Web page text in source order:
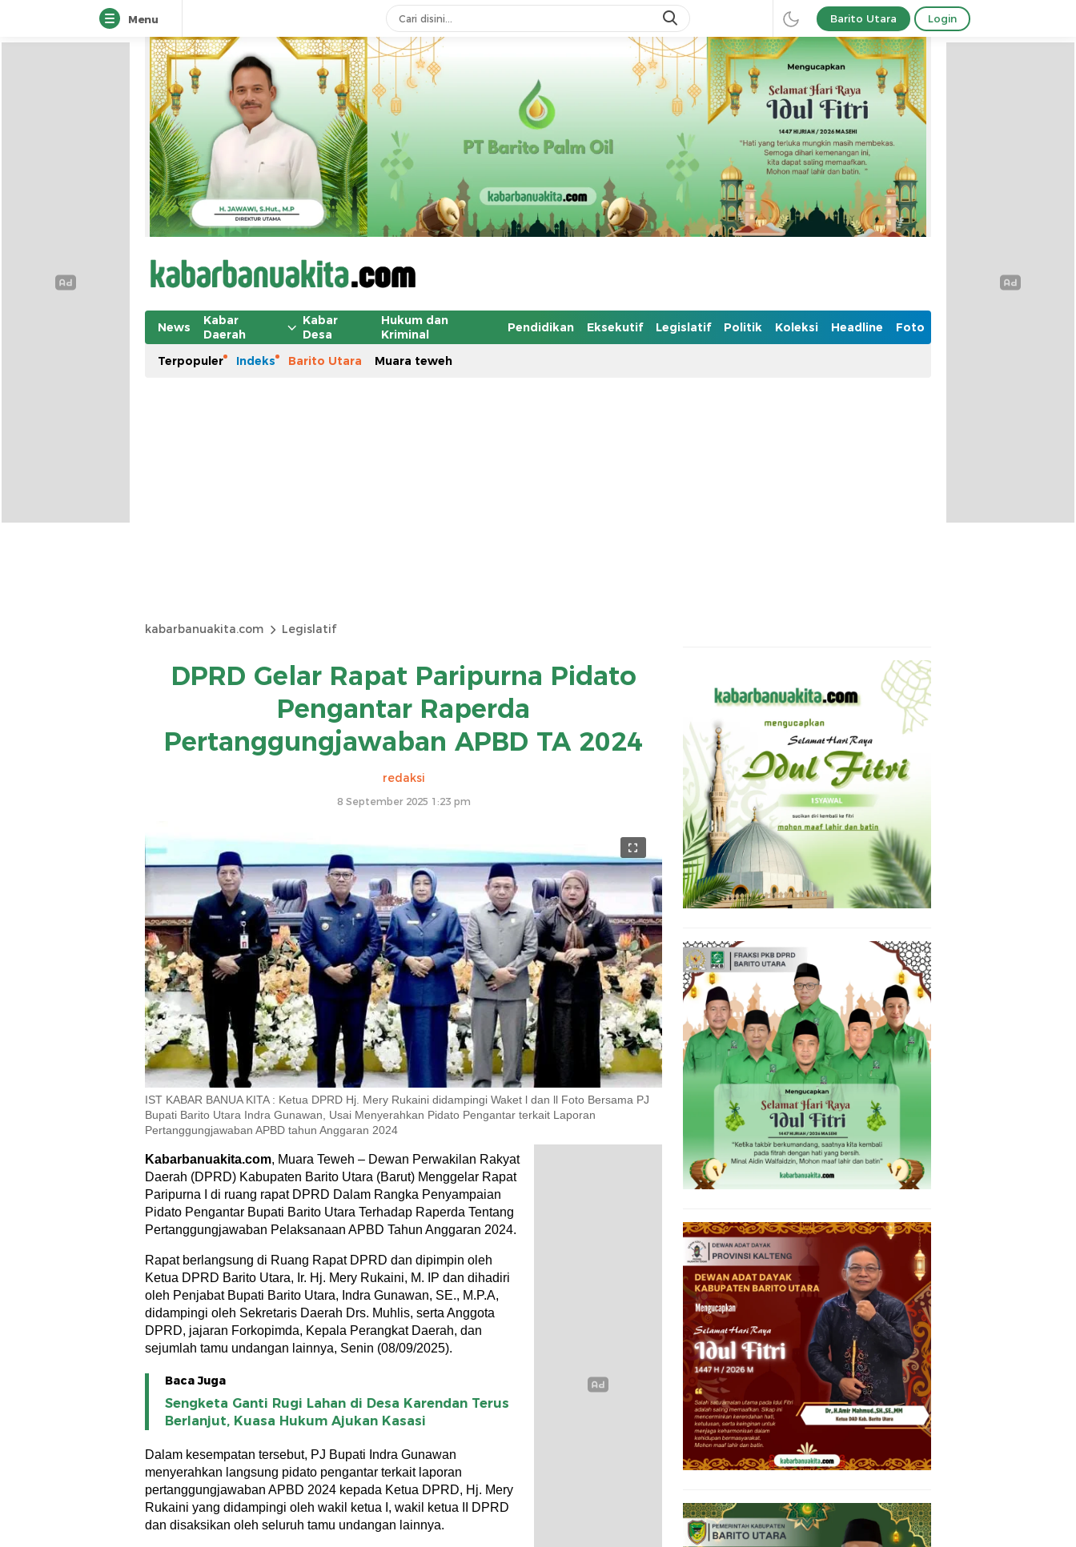
Menu Barito Utara Login
News
Kabar
Daerah
Kabar
Desa
Hukum dan
Kriminal
Pendidikan Eksekutif Legislatif Politik Koleksi Headline Foto
Terpopuler Indeks Barito Utara Muara teweh
kabarbanuakita.com Legislatif
DPRD Gelar Rapat Paripurna Pidato
Pengantar Raperda
Pertanggungjawaban APBD TA 2024
redaksi
8 September 2025 1:23 pm
IST KABAR BANUA KITA : Ketua DPRD Hj. Mery Rukaini didampingi Waket l dan ll Foto Bersama PJ
Bupati Barito Utara Indra Gunawan, Usai Menyerahkan Pidato Pengantar terkait Laporan
Pertanggungjawaban APBD tahun Anggaran 2024
Kabarbanuakita.com, Muara Teweh – Dewan Perwakilan Rakyat
Daerah (DPRD) Kabupaten Barito Utara (Barut) Menggelar Rapat
Paripurna I di ruang rapat DPRD Dalam Rangka Penyampaian
Pidato Pengantar Bupati Barito Utara Terhadap Raperda Tentang
Pertanggungjawaban Pelaksanaan APBD Tahun Anggaran 2024.
Rapat berlangsung di Ruang Rapat DPRD dan dipimpin oleh
Ketua DPRD Barito Utara, Ir. Hj. Mery Rukaini, M. IP dan dihadiri
oleh Penjabat Bupati Barito Utara, Indra Gunawan, SE., M.P.A,
didampingi oleh Sekretaris Daerah Drs. Muhlis, serta Anggota
DPRD, jajaran Forkopimda, Kepala Perangkat Daerah, dan
sejumlah tamu undangan lainnya, Senin (08/09/2025).
Baca Juga
Sengketa Ganti Rugi Lahan di Desa Karendan Terus
Berlanjut, Kuasa Hukum Ajukan Kasasi
Dalam kesempatan tersebut, PJ Bupati Indra Gunawan
menyerahkan langsung pidato pengantar terkait laporan
pertanggungjawaban APBD 2024 kepada Ketua DPRD, Hj. Mery
Rukaini yang didampingi oleh wakil ketua I, wakil ketua II DPRD
dan disaksikan oleh seluruh tamu undangan lainnya.